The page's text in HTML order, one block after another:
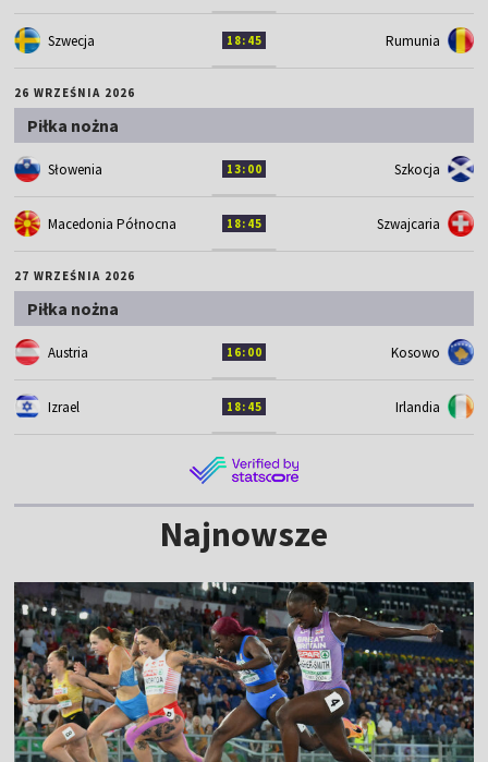
Szwecja 18:45 Rumunia
26 WRZEŚNIA 2026
Piłka nożna
Słowenia 13:00 Szkocja
Macedonia Północna 18:45 Szwajcaria
27 WRZEŚNIA 2026
Piłka nożna
Austria 16:00 Kosowo
Izrael 18:45 Irlandia
Najnowsze